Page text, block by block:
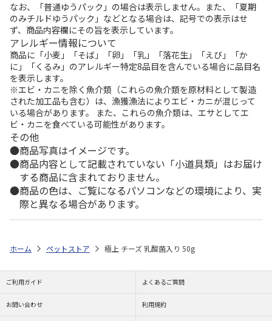
なお、「普通ゆうパック」の場合は表示しません。また、「夏期
のみチルドゆうパック」などとなる場合は、記号での表示はせ
ず、商品内容欄にその旨を表示しています。
アレルギー情報について
商品に「小麦」「そば」「卵」「乳」「落花生」「えび」「か
に」「くるみ」のアレルギー特定8品目を含んでいる場合に品目名
を表示します。
※エビ・カニを除く魚介類（これらの魚介類を原材料として製造
された加工品も含む）は、漁獲漁法によりエビ・カニが混じって
いる場合があります。 また、これらの魚介類は、エサとしてエ
ビ・カニを食べている可能性があります。
その他
商品写真はイメージです。
商品内容として記載されていない「小道具類」はお届け
する商品に含まれておりません。
商品の色は、ご覧になるパソコンなどの環境により、実
際と異なる場合があります。
ホーム ペットストア 極上 チーズ 乳酸菌入り 50g
ご利用ガイド よくあるご質問
お問い合わせ 利用規約